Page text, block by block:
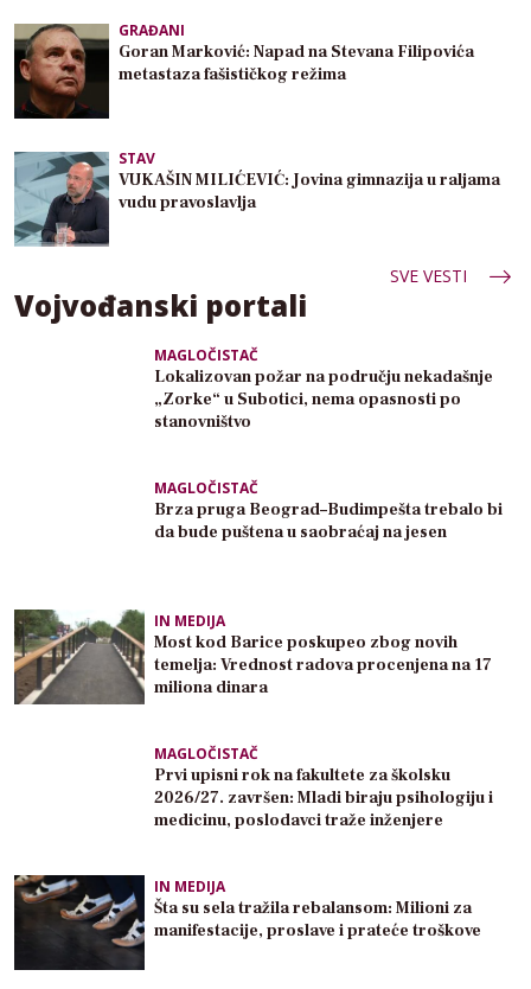
GRAĐANI
Goran Marković: Napad na Stevana Filipovića
metastaza fašističkog režima
STAV
VUKAŠIN MILIĆEVIĆ: Jovina gimnazija u raljama
vudu pravoslavlja
SVE VESTI
Vojvođanski portali
MAGLOČISTAČ
Lokalizovan požar na području nekadašnje
„Zorke“ u Subotici, nema opasnosti po
stanovništvo
MAGLOČISTAČ
Brza pruga Beograd–Budimpešta trebalo bi
da bude puštena u saobraćaj na jesen
IN MEDIJA
Most kod Barice poskupeo zbog novih
temelja: Vrednost radova procenjena na 17
miliona dinara
MAGLOČISTAČ
Prvi upisni rok na fakultete za školsku
2026/27. završen: Mladi biraju psihologiju i
medicinu, poslodavci traže inženjere
IN MEDIJA
Šta su sela tražila rebalansom: Milioni za
manifestacije, proslave i prateće troškove